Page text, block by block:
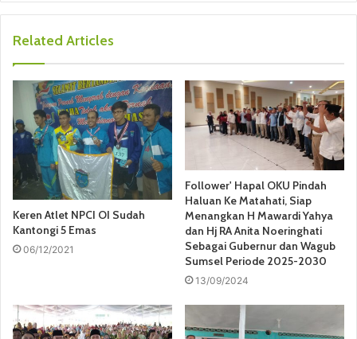
Related Articles
Keren Atlet NPCI OI Sudah
Kantongi 5 Emas
06/12/2021
Follower' Hapal OKU Pindah
Haluan Ke Matahati, Siap
Menangkan H Mawardi Yahya
dan Hj RA Anita Noeringhati
Sebagai Gubernur dan Wagub
Sumsel Periode 2025-2030
13/09/2024